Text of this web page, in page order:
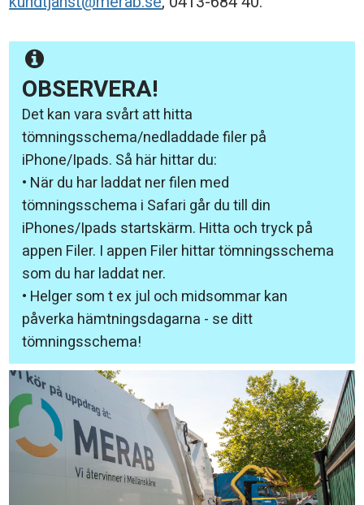
OBSERVERA!
Det kan vara svårt att hitta
tömningsschema/nedladdade filer på
iPhone/Ipads. Så här hittar du:
• När du har laddat ner filen med
tömningsschema i Safari går du till din
iPhones/Ipads startskärm. Hitta och tryck på
appen Filer. I appen Filer hittar tömningsschema
som du har laddat ner.
• Helger som t ex jul och midsommar kan
påverka hämtningsdagarna - se ditt
tömningsschema!